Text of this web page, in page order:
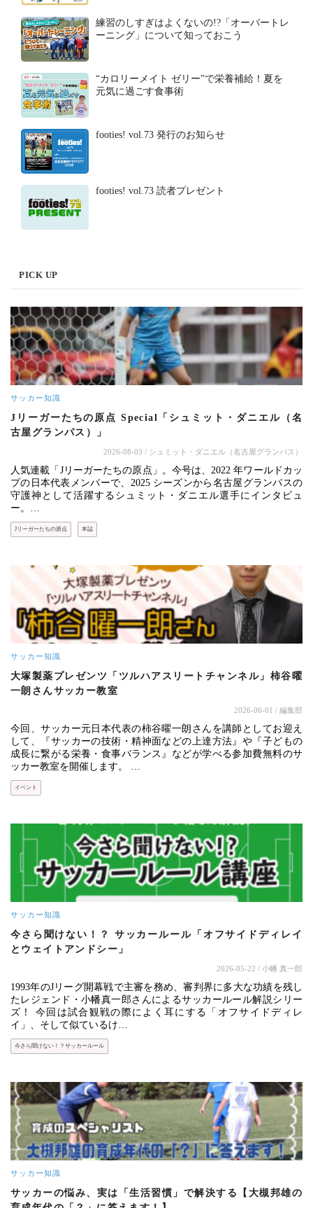
練習のしすぎはよくないの!?「オーバートレ
ーニング」について知っておこう
“カロリーメイト ゼリー”で栄養補給！夏を
元気に過ごす食事術
footies! vol.73 発行のお知らせ
footies! vol.73 読者プレゼント
PICK UP
サッカー知識
Jリーガーたちの原点 Special「シュミット・ダニエル（名
古屋グランパス）」
2026-08-03 / シュミット・ダニエル（名古屋グランパス）
人気連載「Jリーガーたちの原点」。今号は、2022 年ワールドカッ
プの日本代表メンバーで、2025 シーズンから名古屋グランパスの
守護神として活躍するシュミット・ダニエル選手にインタビュ
ー。…
Jリーガーたちの原点 本誌
サッカー知識
大塚製薬プレゼンツ「ツルハアスリートチャンネル」柿谷曜
一朗さんサッカー教室
2026-06-01 / 編集部
今回、サッカー元日本代表の柿谷曜一朗さんを講師としてお迎え
して、『サッカーの技術・精神面などの上達方法』や『子どもの
成長に繋がる栄養・食事バランス』などが学べる参加費無料のサ
ッカー教室を開催します。 …
イベント
サッカー知識
今さら聞けない！？ サッカールール「オフサイドディレイ
とウェイトアンドシー」
2026-05-22 / 小幡 真一郎
1993年のJリーグ開幕戦で主審を務め、審判界に多大な功績を残し
たレジェンド・小幡真一郎さんによるサッカールール解説シリー
ズ！ 今回は試合観戦の際によく耳にする「オフサイドディレ
イ」、そして似ているけ…
今さら聞けない！？サッカールール
サッカー知識
サッカーの悩み、実は「生活習慣」で解決する【大槻邦雄の